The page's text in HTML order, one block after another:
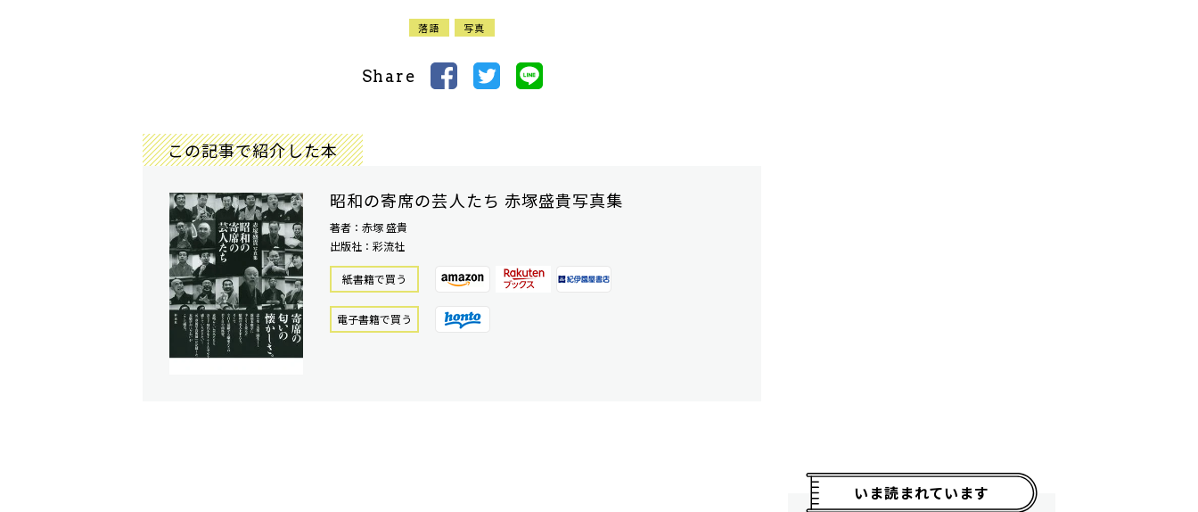
落語 写真
Share
この記事で紹介した本
昭和の寄席の芸人たち 赤塚盛貴写真集
著者：赤塚 盛貴
出版社：彩流社
紙書籍で買う
電⼦書籍で買う
いま読まれています